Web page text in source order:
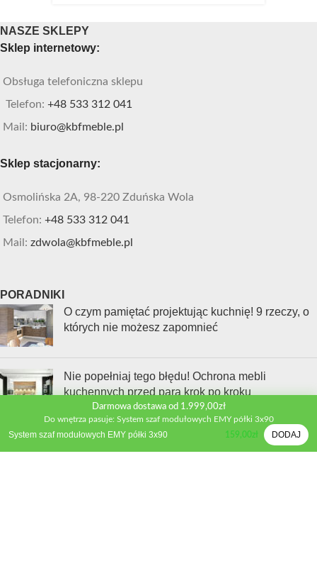
NASZE SKLEPY
Sklep internetowy:
Obsługa telefoniczna sklepu
Telefon: +48 533 312 041
Mail: biuro@kbfmeble.pl
Sklep stacjonarny:
Osmolińska 2A, 98-220 Zduńska Wola
Telefon: +48 533 312 041
Mail: zdwola@kbfmeble.pl
PORADNIKI
O czym pamiętać projektując kuchnię! 9 rzeczy, o
których nie możesz zapomnieć
Nie popełniaj tego błędu! Ochrona mebli
kuchennych przed parą krok po kroku
Jak wybrać sprzęt AGD, który naprawdę ułatwi Ci
Darmowa dostawa od 1.999,00zł
Do wnętrza pasuje: System szaf modułowych EMY półki 3x90
System szaf modułowych EMY półki 3x90 159,00zł DODAJ